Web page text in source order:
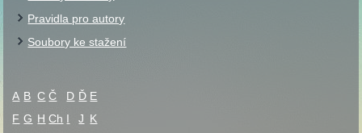
Pravidla pro autory
Soubory ke stažení
A B C Č D Ď E
F G H Ch I J K